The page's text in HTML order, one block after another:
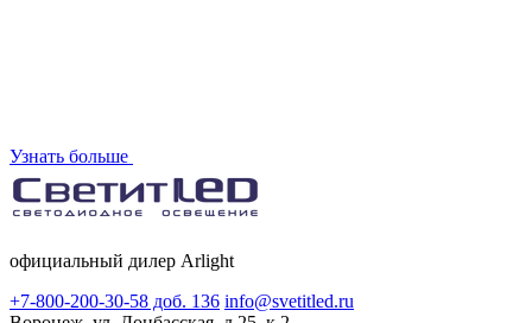
Узнать больше
официальный дилер Arlight
+7-800-200-30-58 доб. 136 info@svetitled.ru